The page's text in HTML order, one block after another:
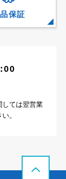
保証
しては翌営業
。